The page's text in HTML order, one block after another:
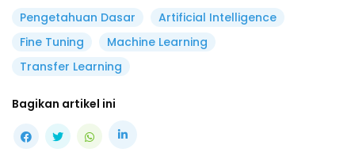
Pengetahuan Dasar
Artificial Intelligence
Fine Tuning
Machine Learning
Transfer Learning
Bagikan artikel ini